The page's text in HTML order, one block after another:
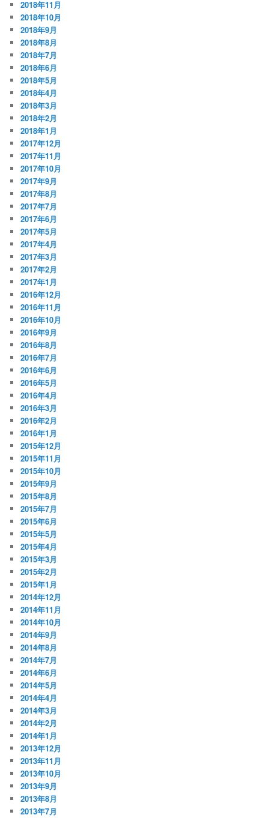
2018年11月
2018年10月
2018年9月
2018年8月
2018年7月
2018年6月
2018年5月
2018年4月
2018年3月
2018年2月
2018年1月
2017年12月
2017年11月
2017年10月
2017年9月
2017年8月
2017年7月
2017年6月
2017年5月
2017年4月
2017年3月
2017年2月
2017年1月
2016年12月
2016年11月
2016年10月
2016年9月
2016年8月
2016年7月
2016年6月
2016年5月
2016年4月
2016年3月
2016年2月
2016年1月
2015年12月
2015年11月
2015年10月
2015年9月
2015年8月
2015年7月
2015年6月
2015年5月
2015年4月
2015年3月
2015年2月
2015年1月
2014年12月
2014年11月
2014年10月
2014年9月
2014年8月
2014年7月
2014年6月
2014年5月
2014年4月
2014年3月
2014年2月
2014年1月
2013年12月
2013年11月
2013年10月
2013年9月
2013年8月
2013年7月